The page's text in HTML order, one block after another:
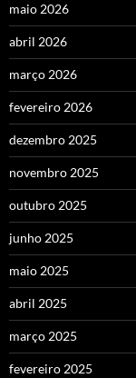
maio 2026
abril 2026
março 2026
fevereiro 2026
dezembro 2025
novembro 2025
outubro 2025
junho 2025
maio 2025
abril 2025
março 2025
fevereiro 2025